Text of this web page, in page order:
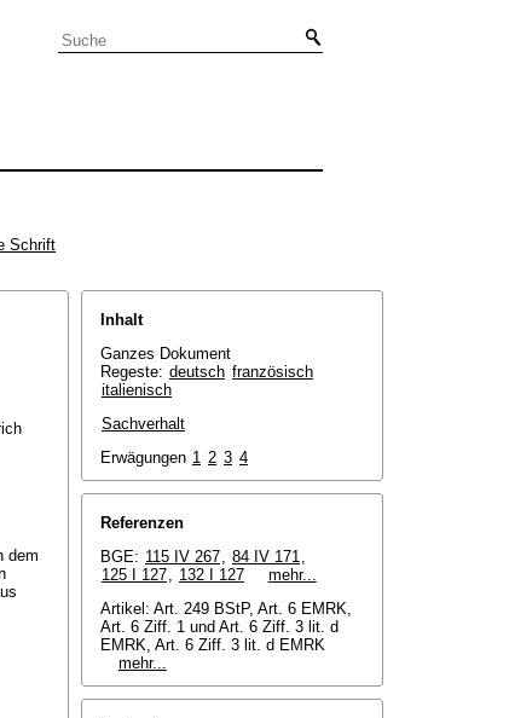
Schrift
dem
Inhalt
Ganzes Dokument
Regeste: deutsch französisch
italienisch
Sachverhalt
Erwägungen 1 2 3 4
Referenzen
BGE: 115 IV 267, 84 IV 171,
125 I 127, 132 I 127
mehr...
Artikel: Art. 249 BStP, Art. 6 EMRK,
Art. 6 Ziff. 1 und Art. 6 Ziff. 3 lit. d
EMRK, Art. 6 Ziff. 3 lit. d EMRK
mehr...